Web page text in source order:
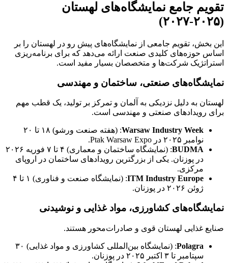
تقویم جامع نمایشگاه‌های لهستان
(۲۰۲۵-۲۰۲۷)
این بخش، تقویم جامعی از نمایشگاه‌های پیش رو در لهستان را بر
اساس حوزه‌های کلیدی صنعت ارائه می‌دهد که برای برنامه‌ریزی
استراتژیک شرکت‌ها و متخصصان بسیار مفید است.
نمایشگاه‌های صنعتی، ساختمان و مهندسی
لهستان به دلیل نزدیکی به آلمان و تمرکز بر تولید، یک قطب مهم
برای رویدادهای صنعتی و مهندسی است.
Warsaw Industry Week
: (هفته صنعت ورشو) ۱۸ تا ۲۰
نوامبر ۲۰۲۵ در Ptak Warsaw Expo.
BUDMA
: (نمایشگاه ساختمان و معماری) ۴ تا ۷ فوریه ۲۰۲۶
در پوزنان. یکی از بزرگترین رویدادهای ساختمان در اروپای
مرکزی.
ITM Industry Europe
: (نمایشگاه صنعت و فناوری) ۱ تا ۴
ژوئن ۲۰۲۶ در پوزنان.
نمایشگاه‌های کشاورزی، مواد غذایی و نوشیدنی
صنایع غذایی لهستان قوی و صادرات‌محور هستند.
Polagra
: (نمایشگاه بین‌المللی کشاورزی و مواد غذایی) ۳۰
سپتامبر تا ۳ اکتبر ۲۰۲۵ در پوزنان.